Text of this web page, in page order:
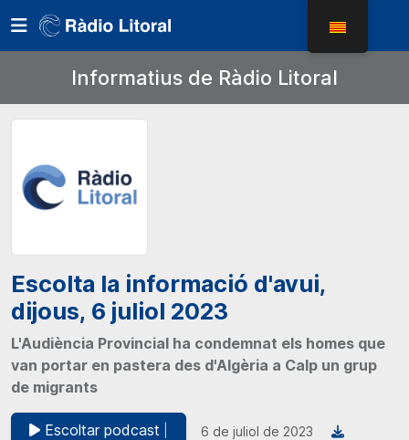
Informatius de Ràdio Litoral
Escolta la informació d'avui,
dijous, 6 juliol 2023
L'Audiència Provincial ha condemnat els homes que
van portar en pastera des d'Algèria a Calp un grup
de migrants
Escoltar podcast
6 de juliol de 2023